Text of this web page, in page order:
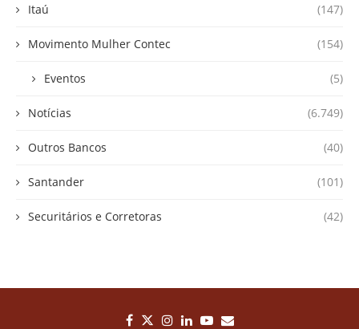
Itaú (147)
Movimento Mulher Contec (154)
Eventos (5)
Notícias (6.749)
Outros Bancos (40)
Santander (101)
Securitários e Corretoras (42)